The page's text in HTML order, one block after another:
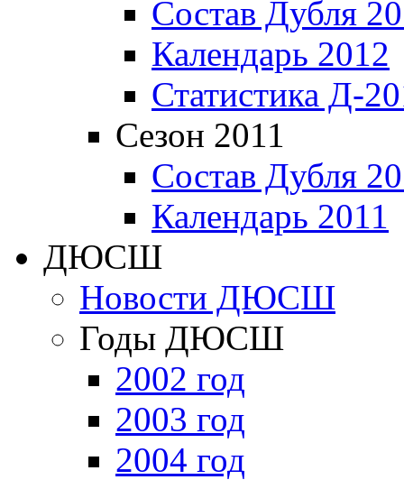
Состав Дубля
Календарь 2012
Статистика Д-
Сезон 2011
Состав Дубля
Календарь 2011
ДЮСШ
Новости ДЮСШ
Годы ДЮСШ
2002 год
2003 год
2004 год